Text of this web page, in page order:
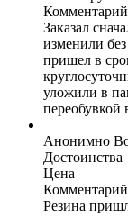
Комментарий
Заказал
изменили
пришел в
уложили в
переобувкой
Анонимно
Достоинства
Цена
Комментарий
Резина